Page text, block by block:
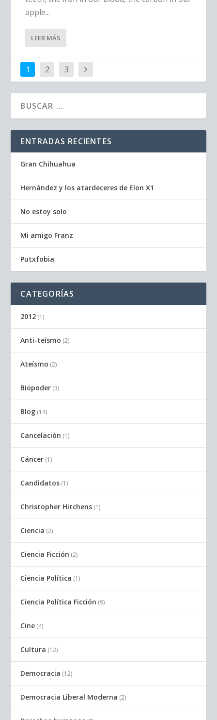
apple...
LEER MÁS
1 2 3
ENTRADAS RECIENTES
Gran Chihuahua
Hernández y los atardeceres de Elon X1
No estoy solo
Mi amigo Franz
Putxfobia
CATEGORÍAS
2012 (1)
Anti-teísmo (2)
Ateísmo (2)
Biopoder (3)
Blog (14)
Cancelación (1)
Cáncer (1)
Candidatos (1)
Christopher Hitchens (1)
Ciencia (2)
Ciencia Ficción (2)
Ciencia Política (1)
Ciencia Política Ficción (9)
Cine (4)
Cultura (12)
Democracia (12)
Democracia Liberal Moderna (2)